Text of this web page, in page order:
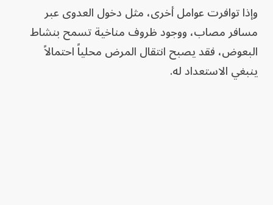
وإذا توافرت عوامل أخرى، مثل دخول العدوى عبر
مسافر مصاب، ووجود ظروف مناخية تسمح بنشاط
البعوض، فقد يصبح انتقال المرض محلياً احتمالاً
ينبغي الاستعداد له.